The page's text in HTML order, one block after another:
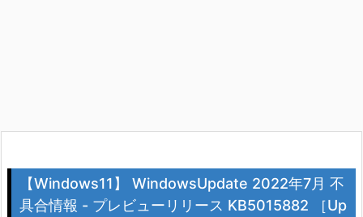
【Windows11】 WindowsUpdate 2022年7月 不
具合情報 - プレビューリリース KB5015882 ［Up